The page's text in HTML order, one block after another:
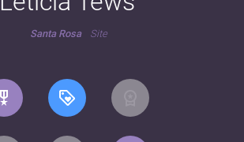
Santa Rosa Site